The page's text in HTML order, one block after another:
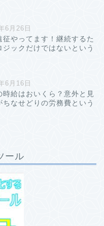
6月26日
征やってます！継続するた
ジックだけではないという
6月16日
時給はおいくら？意外と見
ちなせどりの労務費という
ール